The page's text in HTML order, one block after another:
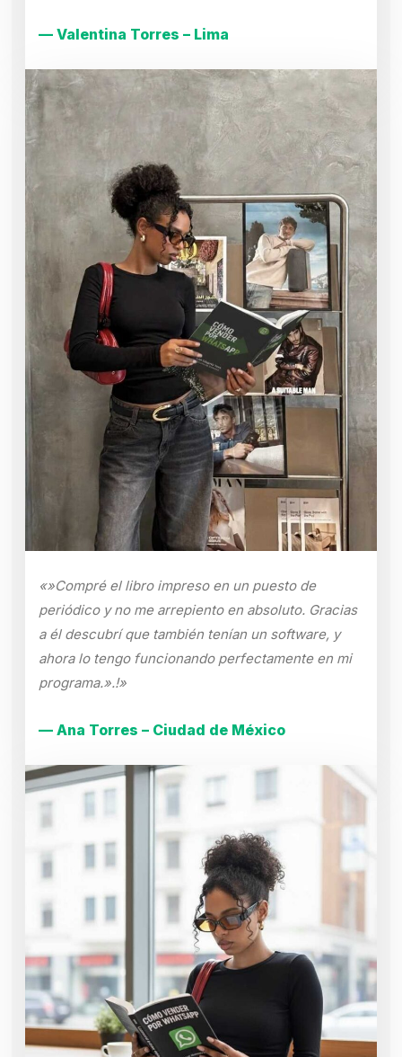
— Valentina Torres – Lima
«»Compré el libro impreso en un puesto de
periódico y no me arrepiento en absoluto. Gracias
a él descubrí que también tenían un software, y
ahora lo tengo funcionando perfectamente en mi
programa.».!»
— Ana Torres – Ciudad de México